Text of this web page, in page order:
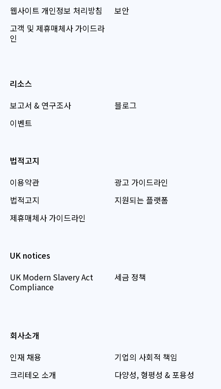
웹사이트 개인정보 처리방침
고객 및 제휴매체사 가이드라
인
보안
리소스
보고서 & 연구조사
이벤트
블로그
법적고지
이용약관
법적고지
제휴매체사 가이드라인
광고 가이드라인
지원되는 플랫폼
UK notices
UK Modern Slavery Act
Compliance
세금 정책
회사소개
인재 채용
크리테오 소개
기업의 사회적 책임
다양성, 형평성 & 포용성